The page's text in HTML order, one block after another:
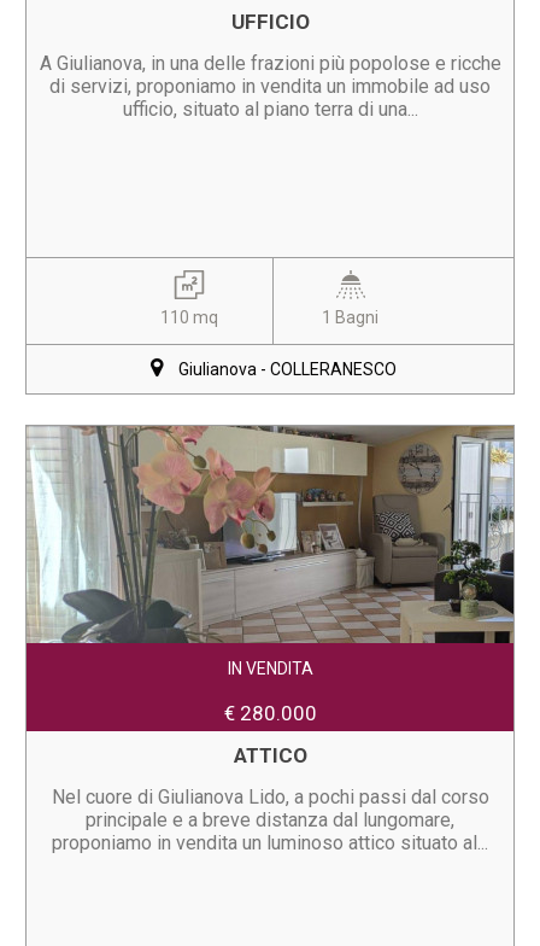
UFFICIO
A Giulianova, in una delle frazioni più popolose e ricche
di servizi, proponiamo in vendita un immobile ad uso
ufficio, situato al piano terra di una...
110 mq 1 Bagni
Giulianova - COLLERANESCO
IN VENDITA
€ 280.000
ATTICO
Nel cuore di Giulianova Lido, a pochi passi dal corso
principale e a breve distanza dal lungomare,
proponiamo in vendita un luminoso attico situato al...